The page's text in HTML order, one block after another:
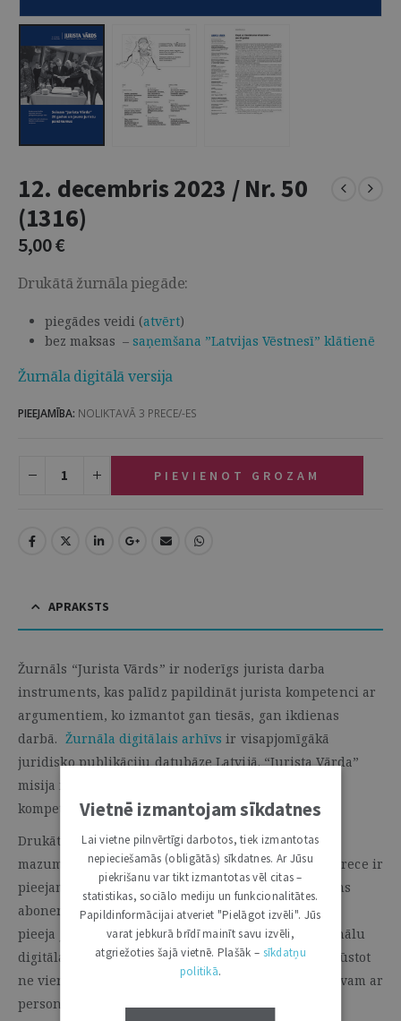
12. decembris 2023 / Nr. 50
(1316)
5,00€
Drukātā žurnāla piegāde:
piegādes veidi (atvērt)
bez maksas – saņemšana ”Latvijas Vēstnesī” klātienē
Žurnāla digitālā versija
PIEEJAMĪBA: NOLIKTAVĀ 3 PRECE/-ES
PIEVIENOT GROZAM
APRAKSTS
Žurnāls “Jurista Vārds” ir noderīgs jurista darba
instruments, kas palīdz papildināt jurista kompetenci ar
argumentiem, ko izmantot gan tiesās, gan ikdienas
darbā. Žurnāla digitālais arhīvs ir visapjomīgākā
juridisko publikāciju datubāze Latvijā. “Jurista Vārda”
misija ir nemainīga – tā ir juristu profesionālās
kompetences pilnveide.
Drukāto žurnālu “Jurista Vārds” var iegādāties
mazumtirdzniecībā mūsu internetveikalā (kamēr prece ir
pieejama). Katra laidiena saturs vienmēr ir pieejams
abonentiem, kuriem no 2022. gada ir neierobežota
pieeja
juristavards.lvarhīvam jeb visu drukāto žurnālu
digitālajai kopijai. Iesakām abonēt žurnālušādi iegūstot
ne vien četrus jaunos žurnālus, bet arī pieeju arhīvam ar
personalizētām iespējām.
Vietnē izmantojam sīkdatnes
Lai vietne pilnvērtīgi darbotos, tiek izmantotas
nepieciešamās (obligātās) sīkdatnes. Ar Jūsu
piekrišanu var tikt izmantotas vēl citas –
statistikas, sociālo mediju un funkcionalitātes.
Papildinformācijai atveriet "Pielāgot izvēli". Jūs
varat jebkurā brīdī mainīt savu izvēli,
atgriežoties šajā vietnē. Plašāk – sīkdatņu
politikā.